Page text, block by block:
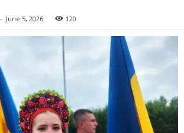
- June 5, 2026 120